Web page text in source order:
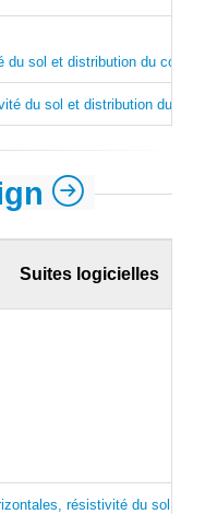
du sol et distribution du
du sol et distribution du
Suites logicielles
résistivité du sol et